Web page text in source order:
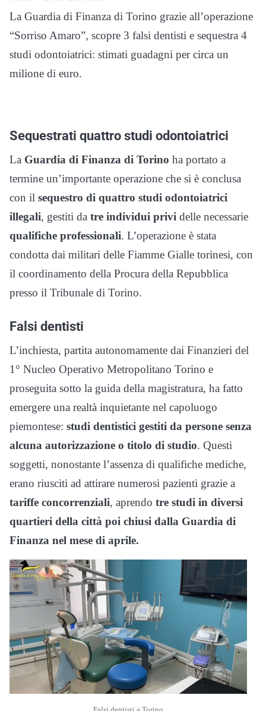
La Guardia di Finanza di Torino grazie all’operazione
“Sorriso Amaro”, scopre 3 falsi dentisti e sequestra 4
studi odontoiatrici: stimati guadagni per circa un
milione di euro.
Sequestrati quattro studi odontoiatrici
La Guardia di Finanza di Torino ha portato a
termine un’importante operazione che si è conclusa
con il sequestro di quattro studi odontoiatrici
illegali, gestiti da tre individui privi delle necessarie
qualifiche professionali. L’operazione è stata
condotta dai militari delle Fiamme Gialle torinesi, con
il coordinamento della Procura della Repubblica
presso il Tribunale di Torino.
Falsi dentisti
L’inchiesta, partita autonomamente dai Finanzieri del
1° Nucleo Operativo Metropolitano Torino e
proseguita sotto la guida della magistratura, ha fatto
emergere una realtà inquietante nel capoluogo
piemontese: studi dentistici gestiti da persone senza
alcuna autorizzazione o titolo di studio. Questi
soggetti, nonostante l’assenza di qualifiche mediche,
erano riusciti ad attirare numerosi pazienti grazie a
tariffe concorrenziali, aprendo tre studi in diversi
quartieri della città poi chiusi dalla Guardia di
Finanza nel mese di aprile.